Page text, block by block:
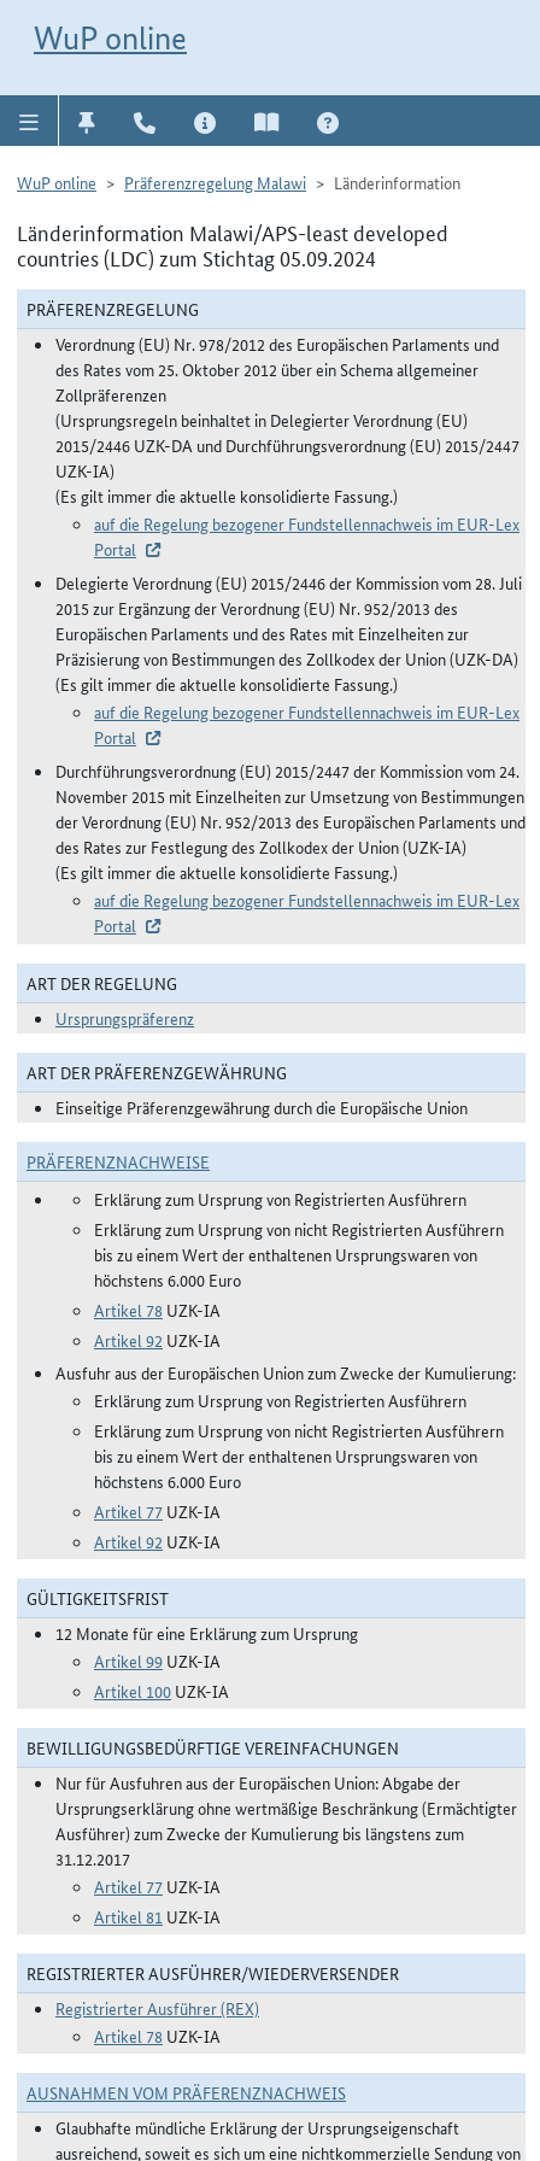
WuP online
WuP online Präferenzregelung Malawi Länderinformation
Länderinformation Malawi/APS-least developed
countries (LDC) zum Stichtag 05.09.2024
PRÄFERENZREGELUNG
Verordnung (EU) Nr. 978/2012 des Europäischen Parlaments und
des Rates vom 25. Oktober 2012 über ein Schema allgemeiner
Zollpräferenzen
(Ursprungsregeln beinhaltet in Delegierter Verordnung (EU)
2015/2446 UZK-DA und Durchführungsverordnung (EU) 2015/2447
UZK-IA)
(Es gilt immer die aktuelle konsolidierte Fassung.)
auf die Regelung bezogener Fundstellennachweis im EUR-Lex
Portal
Delegierte Verordnung (EU) 2015/2446 der Kommission vom 28. Juli
2015 zur Ergänzung der Verordnung (EU) Nr. 952/2013 des
Europäischen Parlaments und des Rates mit Einzelheiten zur
Präzisierung von Bestimmungen des Zollkodex der Union (UZK-DA)
(Es gilt immer die aktuelle konsolidierte Fassung.)
auf die Regelung bezogener Fundstellennachweis im EUR-Lex
Portal
Durchführungsverordnung (EU) 2015/2447 der Kommission vom 24.
November 2015 mit Einzelheiten zur Umsetzung von Bestimmungen
der Verordnung (EU) Nr. 952/2013 des Europäischen Parlaments und
des Rates zur Festlegung des Zollkodex der Union (UZK-IA)
(Es gilt immer die aktuelle konsolidierte Fassung.)
auf die Regelung bezogener Fundstellennachweis im EUR-Lex
Portal
ART DER REGELUNG
Ursprungspräferenz
ART DER PRÄFERENZGEWÄHRUNG
Einseitige Präferenzgewährung durch die Europäische Union
PRÄFERENZNACHWEISE
Erklärung zum Ursprung von Registrierten Ausführern
Erklärung zum Ursprung von nicht Registrierten Ausführern
bis zu einem Wert der enthaltenen Ursprungswaren von
höchstens 6.000 Euro
Artikel 78 UZK-IA
Artikel 92 UZK-IA
Ausfuhr aus der Europäischen Union zum Zwecke der Kumulierung:
Erklärung zum Ursprung von Registrierten Ausführern
Erklärung zum Ursprung von nicht Registrierten Ausführern
bis zu einem Wert der enthaltenen Ursprungswaren von
höchstens 6.000 Euro
Artikel 77 UZK-IA
Artikel 92 UZK-IA
GÜLTIGKEITSFRIST
12 Monate für eine Erklärung zum Ursprung
Artikel 99 UZK-IA
Artikel 100 UZK-IA
BEWILLIGUNGSBEDÜRFTIGE VEREINFACHUNGEN
Nur für Ausfuhren aus der Europäischen Union: Abgabe der
Ursprungserklärung ohne wertmäßige Beschränkung (Ermächtigter
Ausführer) zum Zwecke der Kumulierung bis längstens zum
31.12.2017
Artikel 77 UZK-IA
Artikel 81 UZK-IA
REGISTRIERTER AUSFÜHRER/WIEDERVERSENDER
Registrierter Ausführer (REX)
Artikel 78 UZK-IA
AUSNAHMEN VOM PRÄFERENZNACHWEIS
Glaubhafte mündliche Erklärung der Ursprungseigenschaft
ausreichend, soweit es sich um eine nichtkommerzielle Sendung von